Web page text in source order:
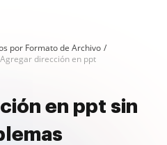
por Formato de Archivo
Agregar dirección en ppt
en ppt sin